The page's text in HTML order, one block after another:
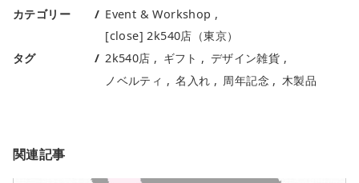
カテゴリー
Event & Workshop
[close] 2k540店（東京）
タグ
2k540店 ギフト
デザイン雑貨
ノベルティ
名入れ 周年記念 木製品
関連記事